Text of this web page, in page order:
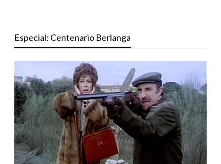
Especial: Centenario Berlanga